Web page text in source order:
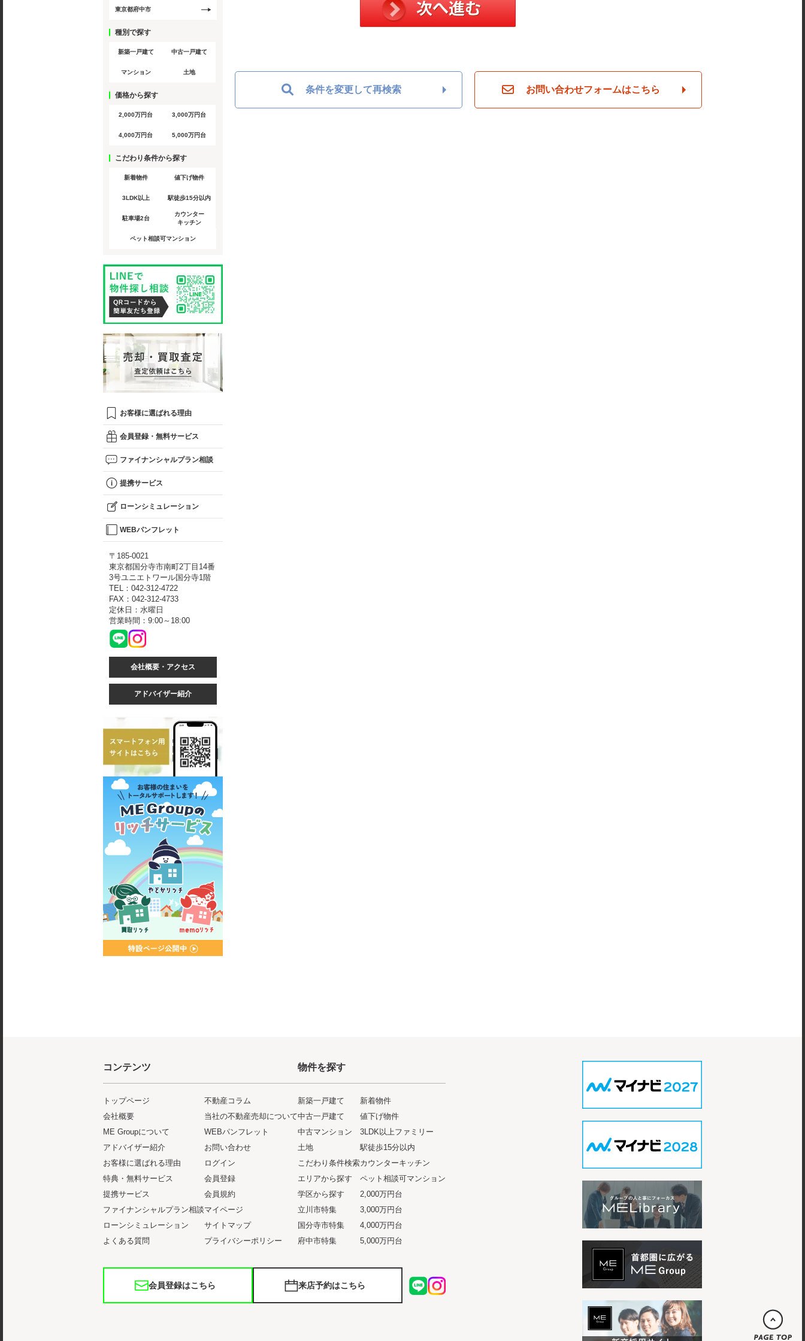
条件を変更して再検索 お問い合わせフォームはこちら
東京都府中市
種別で探す
新築一戸建て 中古一戸建て
マンション 土地
価格から探す
2,000万円台 3,000万円台
4,000万円台 5,000万円台
こだわり条件から探す
新着物件 値下げ物件
3LDK以上 駅徒歩15分以内
駐車場2台
カウンター
キッチン
ペット相談可マンション
お客様に選ばれる理由
会員登録・無料サービス
ファイナンシャルプラン相談
提携サービス
ローンシミュレーション
WEBパンフレット
〒185-0021
東京都国分寺市南町2丁目14番
3号ユニエトワール国分寺1階
TEL：042-312-4722
FAX：042-312-4733
定休日：水曜日
営業時間：9:00～18:00
会社概要・アクセス
アドバイザー紹介
コンテンツ
トップページ
会社概要
ME Groupについて
アドバイザー紹介
お客様に選ばれる理由
特典・無料サービス
提携サービス
ファイナンシャルプラン相談
ローンシミュレーション
よくある質問
不動産コラム
当社の不動産売却について
WEBパンフレット
お問い合わせ
ログイン
会員登録
会員規約
マイページ
サイトマップ
プライバシーポリシー
物件を探す
新築一戸建て
中古一戸建て
中古マンション
土地
こだわり条件検索
エリアから探す
学区から探す
立川市特集
国分寺市特集
府中市特集
新着物件
値下げ物件
3LDK以上ファミリー
駅徒歩15分以内
カウンターキッチン
ペット相談可マンション
2,000万円台
3,000万円台
4,000万円台
5,000万円台
会員登録はこちら 来店予約はこちら